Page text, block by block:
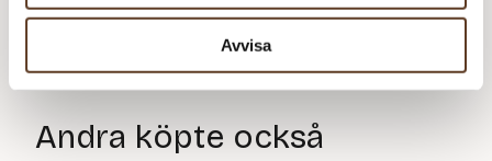
Avvisa
Yllotyll Basic Tote
59 krDet
nuvarande
är:
Yllotyll Tygkasse
2025
229 krDet
nuvarande
är:
Andra köpte också